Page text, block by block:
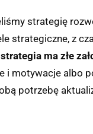
strategię
strategiczne, z
ma złe
i motywacje albo
potrzebę